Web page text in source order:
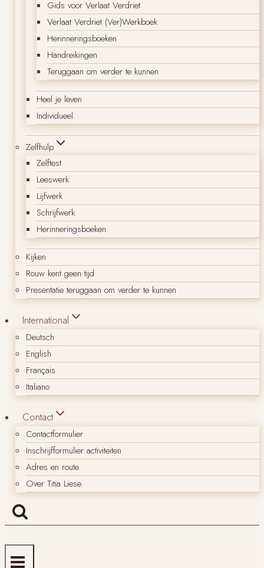
Gids voor Verlaat Verdriet
Verlaat Verdriet (Ver)Werkboek
Herinneringsboeken
Handreikingen
Teruggaan om verder te kunnen
Heel je leven
Individueel
Zelfhulp
Zelftest
Leeswerk
Lijfwerk
Schrijfwerk
Herinneringsboeken
Kijken
Rouw kent geen tijd
Presentatie teruggaan om verder te kunnen
International
Deutsch
English
Français
Italiano
Contact
Contactformulier
Inschrijfformulier activiteiten
Adres en route
Over Titia Liese